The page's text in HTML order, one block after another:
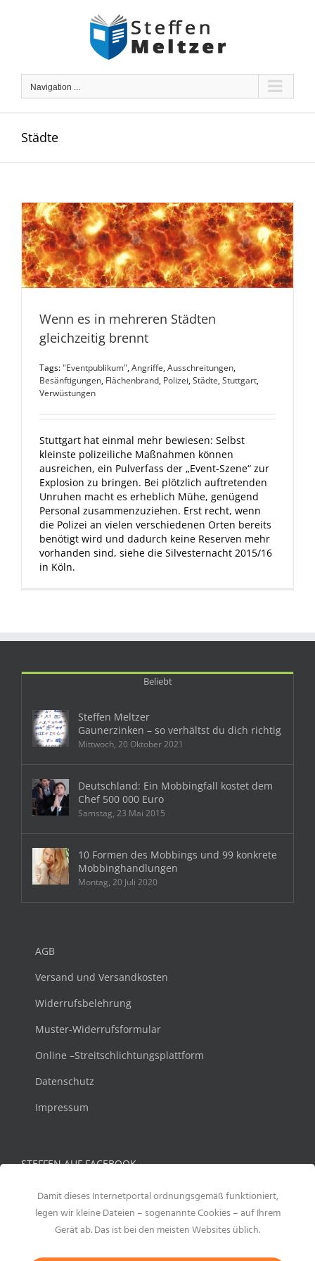
Navigation ...
Städte
Wenn es in mehreren Städten
gleichzeitig brennt
Tags:"Eventpublikum",Angriffe,Ausschreitungen,
Besänftigungen, Flächenbrand, Polizei,Städte,Stuttgart,
Verwüstungen
Stuttgart hat einmal mehr bewiesen: Selbst
kleinste polizeiliche Maßnahmen können
ausreichen, ein Pulverfass der „Event-Szene“ zur
Explosion zu bringen. Bei plötzlich auftretenden
Unruhen macht es erheblich Mühe, genügend
Personal zusammenzuziehen. Erst recht, wenn
die Polizei an vielen verschiedenen Orten bereits
benötigt wird und dadurch keine Reserven mehr
vorhanden sind, siehe die Silvesternacht 2015/16
in Köln.
Beliebt
Steffen Meltzer
Gaunerzinken – so verhältst du dich richtig
Mittwoch, 20 Oktober 2021
Deutschland: Ein Mobbingfall kostet dem
Chef 500 000 Euro
Samstag, 23 Mai 2015
10 Formen des Mobbings und 99 konkrete
Mobbinghandlungen
Montag, 20 Juli 2020
AGB
Versand und Versandkosten
Widerrufsbelehrung
Muster-Widerrufsformular
Online –Streitschlichtungsplattform
Datenschutz
Impressum
STEFFEN AUF FACEBOOK
Damit dieses Internetportal ordnungsgemäß funktioniert,
legen wir kleine Dateien – sogenannte Cookies – auf Ihrem
Gerät ab. Das ist bei den meisten Websites üblich.